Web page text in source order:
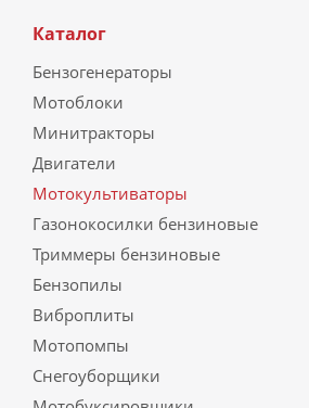
Каталог
Бензогенераторы
Мотоблоки
Минитракторы
Двигатели
Мотокультиваторы
Газонокосилки бензиновые
Триммеры бензиновые
Бензопилы
Виброплиты
Мотопомпы
Снегоуборщики